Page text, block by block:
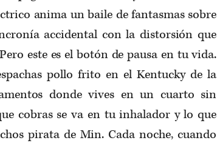
anima un baile de fantasmas sobre
accidental con la distorsión que
este es el botón de pausa en tu vida.
pollo frito en el Kentucky de la
donde vives en un cuarto sin
cobras se va en tu inhalador y lo que
pirata de Min. Cada noche, cuando